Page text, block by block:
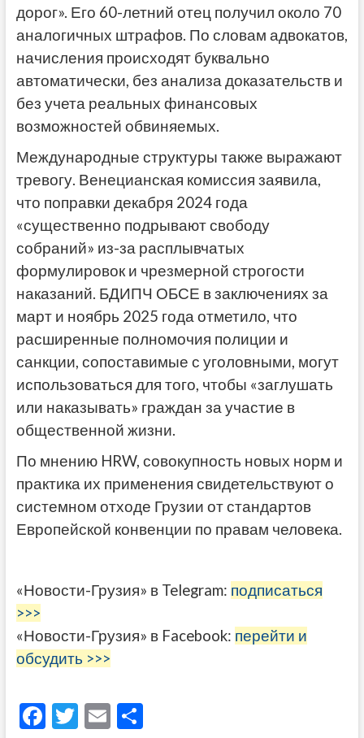
дорог». Его 60-летний отец получил около 70
аналогичных штрафов. По словам адвокатов,
начисления происходят буквально
автоматически, без анализа доказательств и
без учета реальных финансовых
возможностей обвиняемых.
Международные структуры также выражают
тревогу. Венецианская комиссия заявила,
что поправки декабря 2024 года
«существенно подрывают свободу
собраний» из-за расплывчатых
формулировок и чрезмерной строгости
наказаний. БДИПЧ ОБСЕ в заключениях за
март и ноябрь 2025 года отметило, что
расширенные полномочия полиции и
санкции, сопоставимые с уголовными, могут
использоваться для того, чтобы «заглушать
или наказывать» граждан за участие в
общественной жизни.
По мнению HRW, совокупность новых норм и
практика их применения свидетельствуют о
системном отходе Грузии от стандартов
Европейской конвенции по правам человека.
«Новости-Грузия» в Telegram: подписаться
>>>
«Новости-Грузия» в Facebook: перейти и
обсудить >>>
F T E О